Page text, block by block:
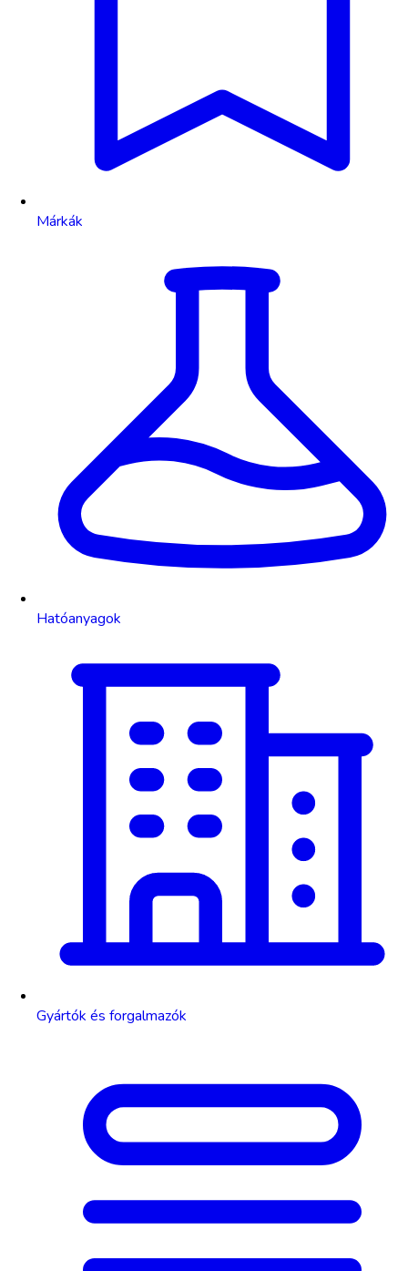
Márkák
Hatóanyagok
Gyártók és forgalmazók